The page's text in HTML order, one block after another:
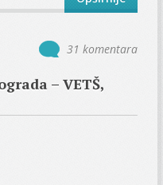
31 komentara
– VETŠ,